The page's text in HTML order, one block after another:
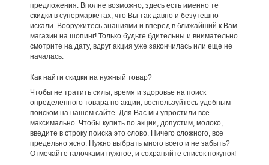
предложения. Вполне возможно, здесь есть именно те
скидки в супермаркетах, что Вы так давно и безутешно
искали. Вооружитесь знаниями и вперед в ближайший к Вам
магазин на шопинг! Только будьте бдительны и внимательно
смотрите на дату, вдруг акция уже закончилась или еще не
началась.
Как найти скидки на нужный товар?
Чтобы не тратить силы, время и здоровье на поиск
определенного товара по акции, воспользуйтесь удобным
поиском на нашем сайте. Для Вас мы упростили все
максимально. Чтобы купить по акции, допустим, молоко,
введите в строку поиска это слово. Ничего сложного, все
предельно ясно. Нужно выбрать много всего и не забыть?
Отмечайте галочками нужное, и сохраняйте список покупок!